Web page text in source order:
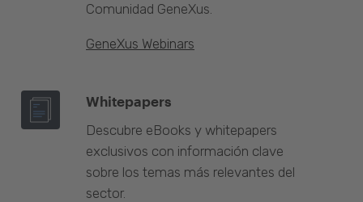
Comunidad GeneXus.
GeneXus Webinars
Whitepapers
Descubre eBooks y whitepapers
exclusivos con información clave
sobre los temas más relevantes del
sector.